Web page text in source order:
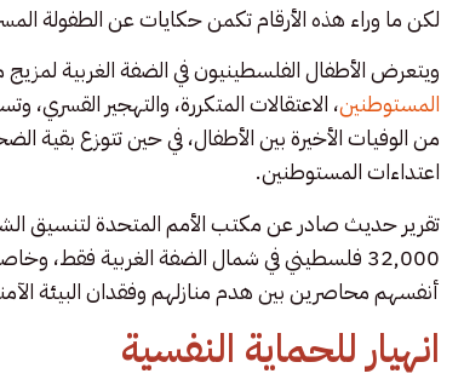
لكن ما وراء هذه الأرقام تكمن حكايات عن الطفولة
ويتعرض الأطفال الفلسطينيون في الضفة الغربية لمزيج
المستوطنين
من الوفيات الأخيرة بين الأطفال، في حين تتوزع بقية
اعتداءات المستوطنين.
32,000 فلسطيني في شمال الضفة الغربية
أنفسهم محاصرين بين هدم منازلهم وفقدان البيئة
انهيار للحماية النفسية